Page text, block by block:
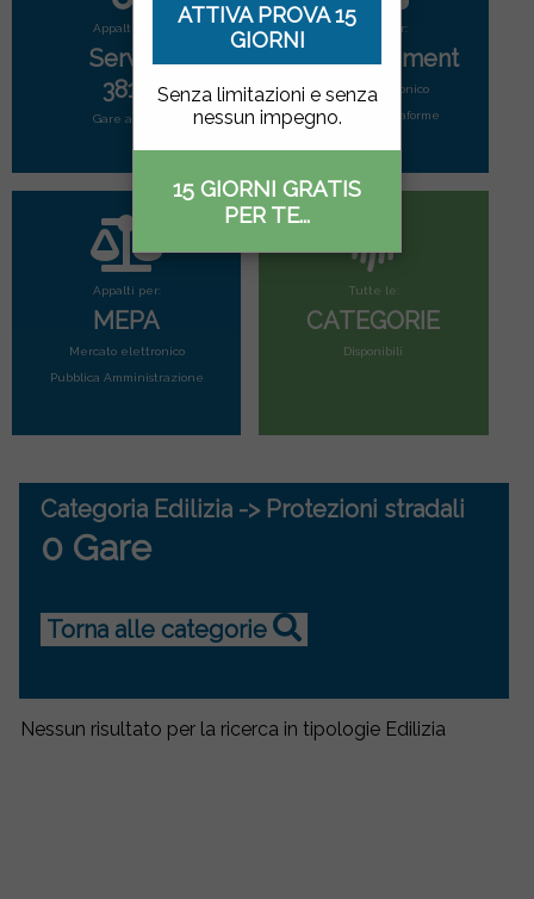
ATTIVA PROVA 15
GIORNI
Senza limitazioni e senza
nessun impegno.
15 GIORNI GRATIS
PER TE...
Appalti per:
Servizi
3817
Gare attive
Appalti per:
E-Procurement
Mercato elettonico
di tutte le piattaforme
Appalti per:
MEPA
Mercato elettronico
Pubblica Amministrazione
Tutte le:
CATEGORIE
Disponibili
Categoria Edilizia -> Protezioni stradali
0 Gare
Torna alle categorie
Nessun risultato per la ricerca in tipologie Edilizia